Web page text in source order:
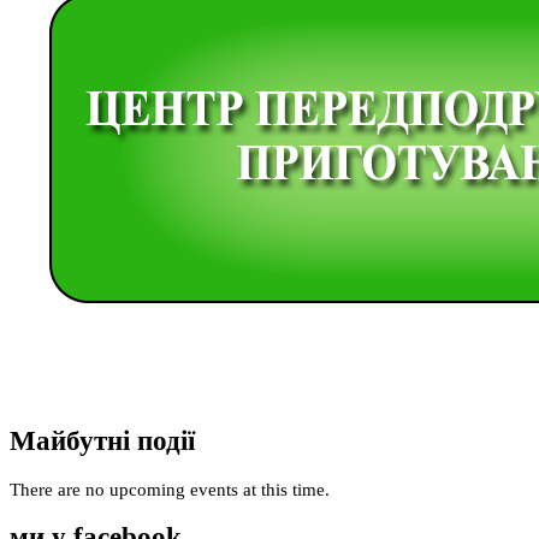
Майбутні події
There are no upcoming events at this time.